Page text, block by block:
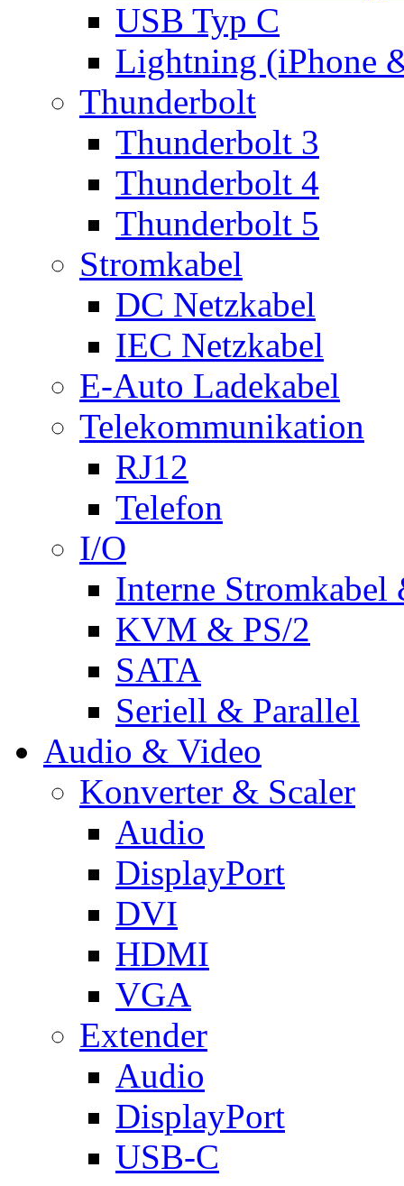
USB Typ C
Lightning (iPhone
Thunderbolt
Thunderbolt 3
Thunderbolt 4
Thunderbolt 5
Stromkabel
DC Netzkabel
IEC Netzkabel
E-Auto Ladekabel
Telekommunikation
RJ12
Telefon
I/O
Interne Stromkabel
KVM & PS/2
SATA
Seriell & Parallel
Audio & Video
Konverter & Scaler
Audio
DisplayPort
DVI
HDMI
VGA
Extender
Audio
DisplayPort
USB-C